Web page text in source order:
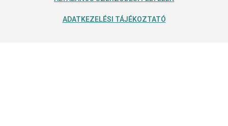
ADATKEZELÉSI TÁJÉKOZTATÓ